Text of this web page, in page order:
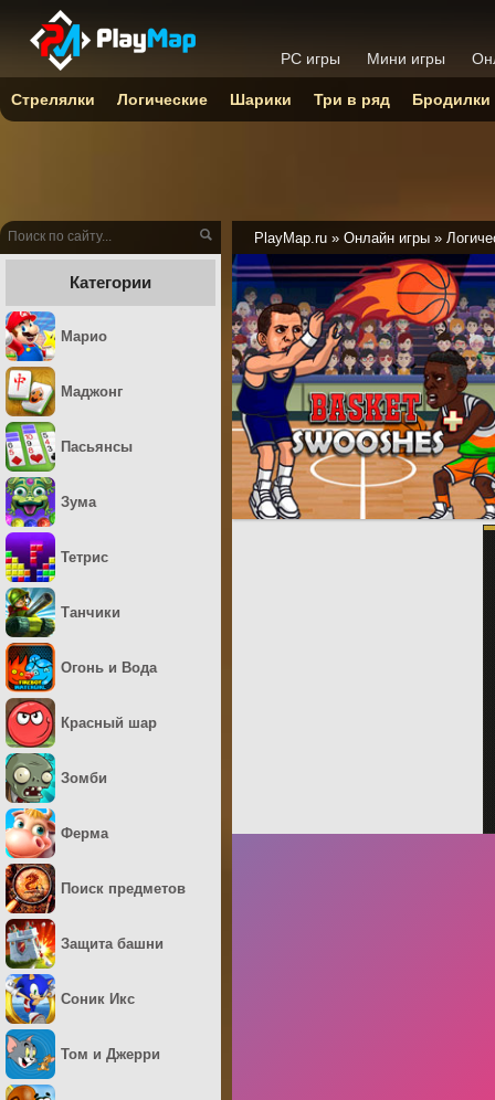
PlayMap.ru » Онлайн игры »
Категории
Марио
Маджонг
Пасьянсы
Зума
Тетрис
Танчики
Огонь и Вода
Красный шар
Зомби
Ферма
Поиск предметов
Защита башни
Соник Икс
Том и Джерри
PC игры Мини игры
Стрелялки Логические Шарики Три в ряд Бродилки